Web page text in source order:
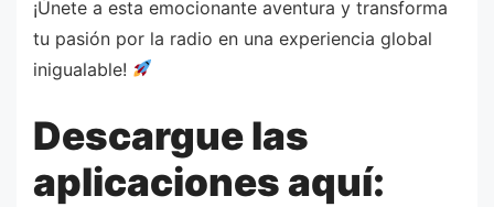
¡Únete a esta emocionante aventura y transforma
tu pasión por la radio en una experiencia global
inigualable!
Descargue las
aplicaciones aquí: